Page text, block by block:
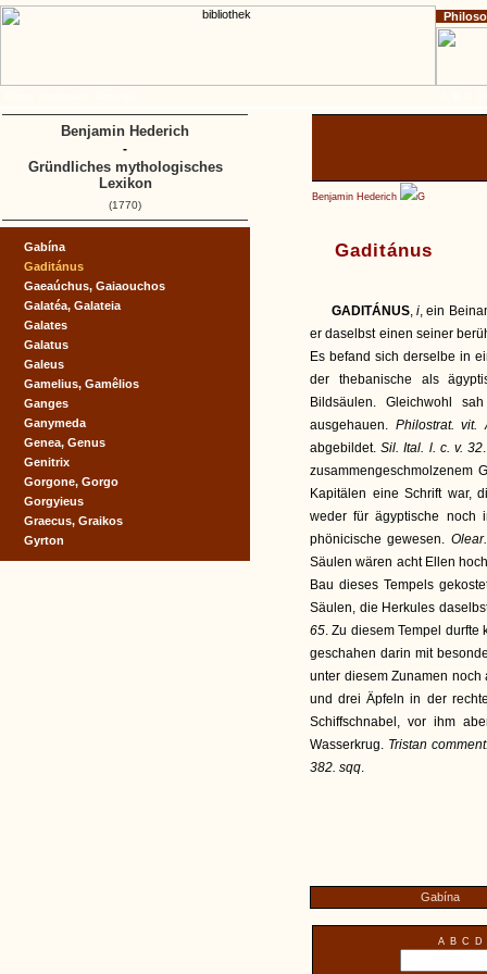
Benjamin Hederich G
Gaditánus
GADITÁNUS,i, ein
er daselbst einen seiner
Es befand sich derselbe in
der thebanische als
Bildsäulen. Gleichwohl
ausgehauen. Philostrat.
abgebildet.Sil. Ital. l. c. v. 32
zusammengeschmolzenem
Kapitälen eine Schrift war,
weder für ägyptische noch
phönicische gewesen.
Säulen wären acht Ellen
Bau dieses Tempels
Säulen, die Herkules
65. Zu diesem Tempel
geschahen darin mit
unter diesem Zunamen
und drei Äpfeln in der
Schiffschnabel, vor ihm
Wasserkrug. Tristan
382. sqq.
Gabína
A B C D
Gabína
Gaditánus
Gaeaúchus, Gaiaouchos
Galatéa, Galateia
Galates
Galatus
Galeus
Gamelius, Gamêlios
Ganges
Ganymeda
Genea, Genus
Genitrix
Gorgone, Gorgo
Gorgyieus
Graecus, Graikos
Gyrton
Benjamin Hederich
-
Gründliches mythologisches
Lexikon
(1770)